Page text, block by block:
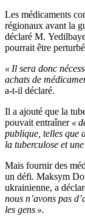
Les médicaments
régionaux avant la
déclaré M.
pourrait être
« Il sera donc
achats de
a-t-il déclaré.
Il a ajouté que la
pouvait entraîner «
publique, telles que
la tuberculose et
Mais fournir des
un défi. Maksym
ukrainienne, a
nous n’avons pas
les gens ».